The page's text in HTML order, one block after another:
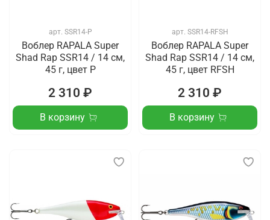
арт. SSR14-P
Воблер RAPALA Super
Shad Rap SSR14 / 14 см,
45 г, цвет P
2 310 ₽
В корзину
арт. SSR14-RFSH
Воблер RAPALA Super
Shad Rap SSR14 / 14 см,
45 г, цвет RFSH
2 310 ₽
В корзину